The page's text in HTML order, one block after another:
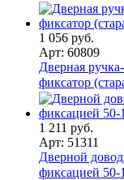
1 056 руб.
Арт: 60809
Дверная
фиксатор
1 211 руб.
Арт: 51311
Дверной
фиксацией 50-